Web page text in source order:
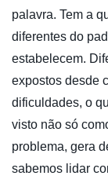
palavra. Tem a
diferentes do
estabelecem.
expostos desde
dificuldades, o
visto não só
problema, gera
sabemos lidar